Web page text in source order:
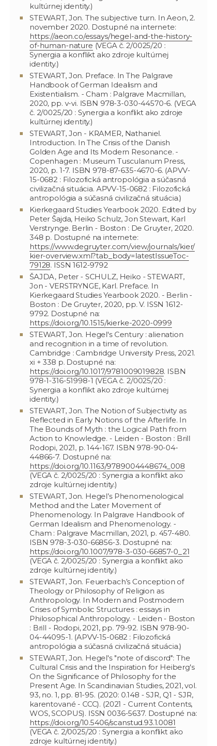
kultúrnej identity.)
STEWART, Jon. The subjective turn. In Aeon, 2.
november 2020. Dostupné na internete:
https://aeon.co/essays/hegel-and-the-history-
of-human-nature (VEGA č. 2/0025/20 :
Synergia a konflikt ako zdroje kultúrnej
identity.)
STEWART, Jon. Preface. In The Palgrave
Handbook of German Idealism and
Existentialism. - Cham : Palgrave Macmillan,
2020, pp. v-vi. ISBN 978-3-030-44570-6. (VEGA
č. 2/0025/20 : Synergia a konflikt ako zdroje
kultúrnej identity.)
STEWART, Jon - KRAMER, Nathaniel.
Introduction. In The Crisis of the Danish
Golden Age and Its Modern Resonance. -
Copenhagen : Museum Tusculanum Press,
2020, p. 1-7. ISBN 978-87-635-4670-6. (APVV-
15-0682 : Filozofická antropológia a súčasná
civilizačná situácia. APVV-15-0682 : Filozofická
antropológia a súčasná civilizačná situácia.)
Kierkegaard Studies Yearbook 2020. Edited by
Peter Šajda, Heiko Schulz, Jon Stewart, Karl
Verstrynge. Berlin - Boston : De Gruyter, 2020.
348 p. Dostupné na internete:
https://www.degruyter.com/view/journals/kier/
kier-overview.xml?tab_body=latestIssueToc-
79128. ISSN 1612-9792
ŠAJDA, Peter - SCHULZ, Heiko - STEWART,
Jon - VERSTRYNGE, Karl. Preface. In
Kierkegaard Studies Yearbook 2020. - Berlin -
Boston : De Gruyter, 2020, pp. V. ISSN 1612-
9792. Dostupné na:
https://doi.org/10.1515/kierke-2020-0999
STEWART, Jon. Hegel's Century : alienation
and recognition in a time of revolution.
Cambridge : Cambridge University Press, 2021.
xi + 338 p. Dostupné na:
https://doi.org/10.1017/9781009019828. ISBN
978-1-316-51998-1 (VEGA č. 2/0025/20 :
Synergia a konflikt ako zdroje kultúrnej
identity.)
STEWART, Jon. The Notion of Subjectivity as
Reflected in Early Notions of the Afterlife. In
The Bounds of Myth : the Logical Path from
Action to Knowledge. - Leiden - Boston : Brill
Rodopi, 2021, p. 144-167. ISBN 978-90-04-
44866-7. Dostupné na:
https://doi.org/10.1163/9789004448674_008
(VEGA č. 2/0025/20 : Synergia a konflikt ako
zdroje kultúrnej identity.)
STEWART, Jon. Hegel’s Phenomenological
Method and the Later Movement of
Phenomenology. In Palgrave Handbook of
German Idealism and Phenomenology. -
Cham : Palgrave Macmillan, 2021, p. 457-480.
ISBN 978-3-030-66856-3. Dostupné na:
https://doi.org/10.1007/978-3-030-66857-0_21
(VEGA č. 2/0025/20 : Synergia a konflikt ako
zdroje kultúrnej identity.)
STEWART, Jon. Feuerbach’s Conception of
Theology or Philosophy of Religion as
Anthropology. In Modern and Postmodern
Crises of Symbolic Structures : essays in
Philosophical Anthropology. - Leiden - Boston
: Brill - Rodopi, 2021, pp. 79-92. ISBN 978-90-
04-44095-1. (APVV-15-0682 : Filozofická
antropológia a súčasná civilizačná situácia.)
STEWART, Jon. Hegel's "note of discord": The
Cultural Crisis and the Inspiration for Heiberg's
On the Significance of Philosophy for the
Present Age. In Scandinavian Studies, 2021, vol.
93, no. 1, pp. 81-95. (2020: 0.148 - SJR, Q1 - SJR,
karentované - CCC). (2021 - Current Contents,
WOS, SCOPUS). ISSN 0036-5637. Dostupné na:
https://doi.org/10.5406/scanstud.93.1.0081
(VEGA č. 2/0025/20 : Synergia a konflikt ako
zdroje kultúrnej identity.)